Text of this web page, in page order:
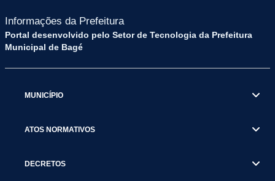
Informações da Prefeitura
Portal desenvolvido pelo Setor de Tecnologia da Prefeitura
Municipal de Bagé
MUNICÍPIO
ATOS NORMATIVOS
DECRETOS